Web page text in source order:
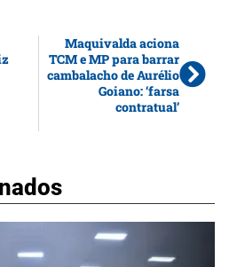
Maquivalda aciona
TCM e MP para barrar
cambalacho de Aurélio
Goiano: ‘farsa
contratual’